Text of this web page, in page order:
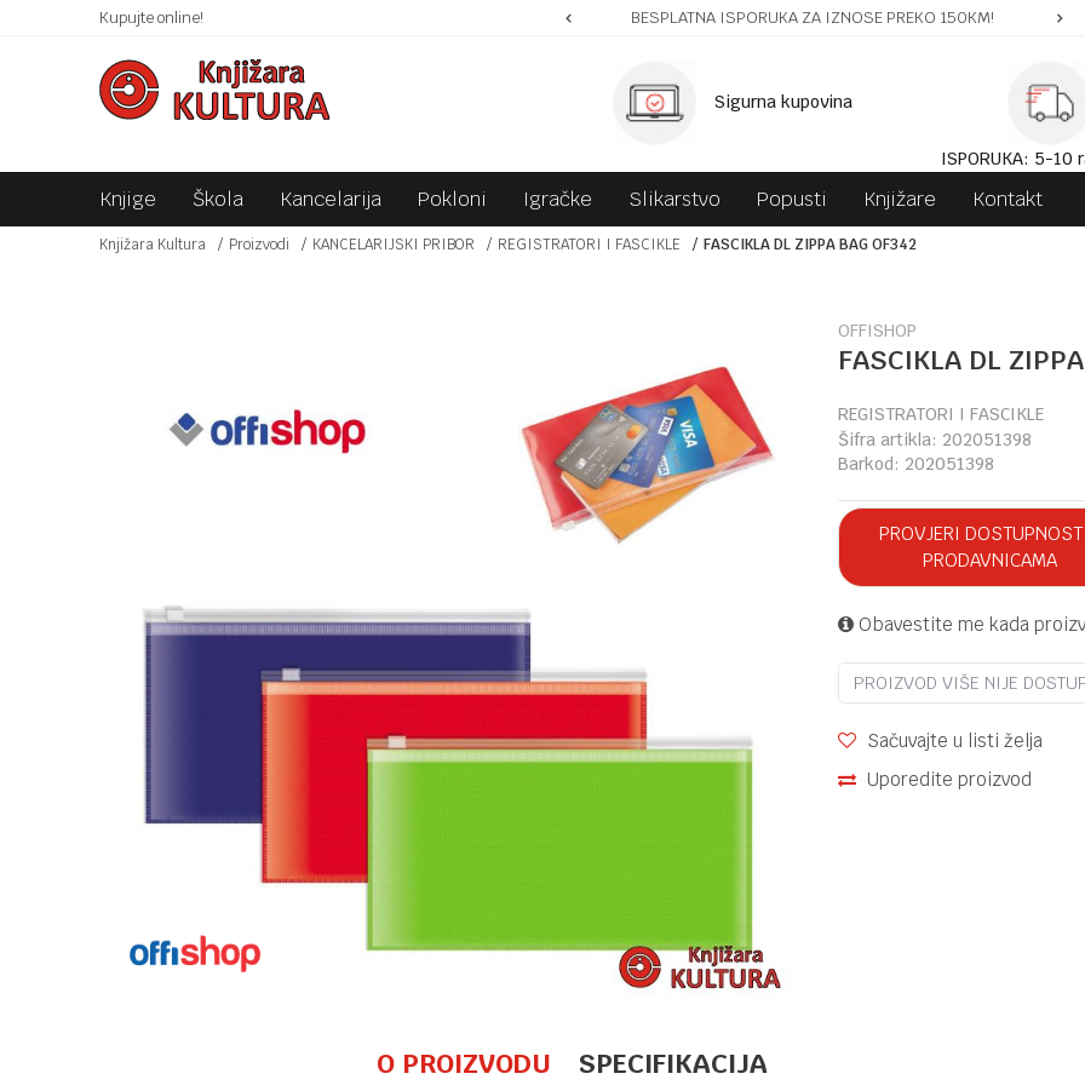
Kupujte online!SIGURNO PLAĆANJE PLATNIM KARTICAMA! BESPLATNA ISPORUKA ZA IZNOSE PREKO 150KM!
Sigurna kupovina
ISPORUKA: 5-10
Knjige Škola Kancelarija Pokloni Igračke Slikarstvo Popusti Knjižare Kontakt
Knjižara Kultura Proizvodi KANCELARIJSKI PRIBOR REGISTRATORI I FASCIKLE FASCIKLA DL ZIPPA BAG OF342
OFFISHOP
FASCIKLA DL
REGISTRATORI I FASCIKLE
Šifra artikla: 202051398
Barkod: 202051398
PROVJERI
PRODAVNICAMA
Obavestite me kada
PROIZVOD VIŠE NIJE
Sačuvajte u listi želja
Uporedite proizvod
O PROIZVODU
SPECIFIKACIJA